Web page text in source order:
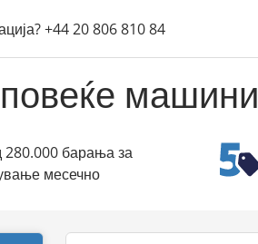
+44 20 806 810 84
280.000 барања за
месечно